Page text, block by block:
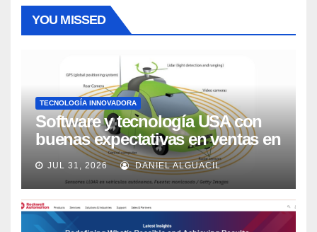
YOU MISSED
TECNOLOGÍA INNOVADORA
Software y tecnología USA con
buenas expectativas en ventas en
los próximos 2 años, según
Market Watch
JUL 31, 2026 DANIEL ALGUACIL